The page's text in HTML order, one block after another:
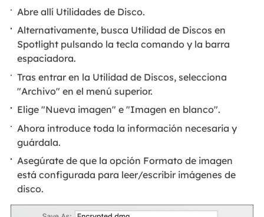
Abre allí Utilidades de Disco.
Alternativamente, busca Utilidad de Discos en
Spotlight pulsando la tecla comando y la barra
espaciadora.
Tras entrar en la Utilidad de Discos, selecciona
"Archivo" en el menú superior.
Elige "Nueva imagen" e "Imagen en blanco".
Ahora introduce toda la información necesaria y
guárdala.
Asegúrate de que la opción Formato de imagen
está configurada para leer/escribir imágenes de
disco.